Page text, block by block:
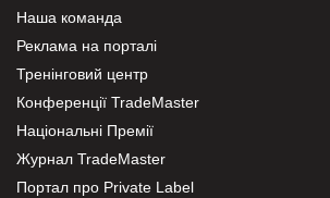
Наша команда
Реклама на порталі
Тренінговий центр
Конференції TradeMaster
Національні Премії
Журнал TradeMaster
Портал про Private Label